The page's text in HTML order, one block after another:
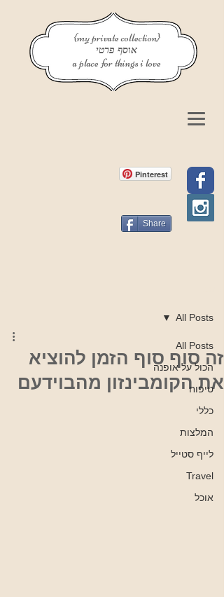
{my private collection}
אוסף פרטי
a place for things i love
Pinterest
Share
All Posts
הכול על אופנה
טיפוח
כללי
המלצות
לייף סטייל
Travel
אוכל
All Posts
זה סוף סוף הזמן להוציא
את הקומבינזון מהבוידעם